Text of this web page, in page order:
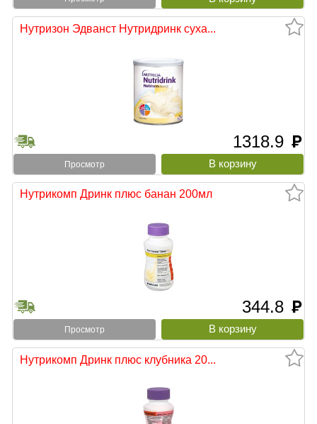
Нутризон Эдванст Нутридринк суха...
1318.9 руб
Просмотр
Нутрикомп Дринк плюс банан 200мл
344.8 руб
Просмотр
Нутрикомп Дринк плюс клубника 20...